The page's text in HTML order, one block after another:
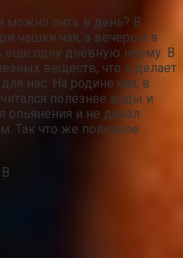
можно пить в день? В
чашки чая, а вечером в
еще одну дневную норму. В
веществ, что и делает
нас. На родине чая, в
полезнее воды и
опьянения и не давал
Так что же полезное